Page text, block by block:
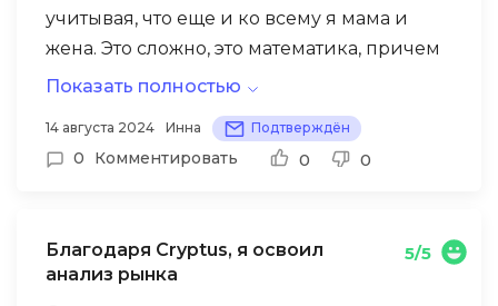
учитывая, что еще и ко всему я мама и
жена. Это сложно, это математика, причем
слишком тяжелая математика. Я прошла
очень большое количество
рекомендационных роликов на ютубе.
Дальше была неудачная практика, потеря,
хорошо, что не самая большая. Крипта —
риски, особенно если Вы начинающий
трейдер.
Показать полностью
14 августа 2024 Инна Подтверждён
0 Комментировать 0 0
Благодаря Cryptus, я освоил
анализ рынка
5/5